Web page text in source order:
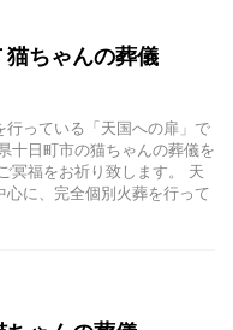
猫ちゃんの葬儀
行っている「天国への扉」で
十日町市の猫ちゃんの葬儀を
冥福をお祈り致します。 天
心に、完全個別火葬を行って